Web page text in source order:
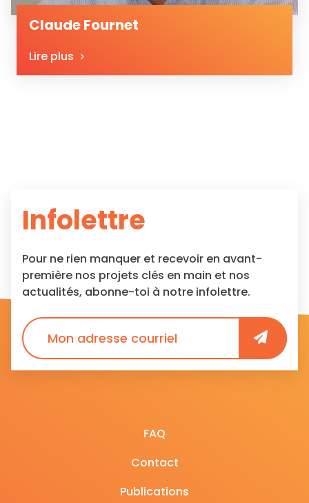
Claude Fournet
Lire plus
Infolettre
Pour ne rien manquer et recevoir en avant-
première nos projets clés en main et nos
actualités, abonne-toi à notre infolettre.
FAQ
Contact
Publications